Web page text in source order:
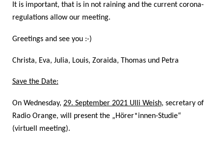
It is important, that is in not raining and the current corona-
regulations allow our meeting.
Greetings and see you :-)
Christa, Eva, Julia, Louis, Zoraida, Thomas und Petra
Save the Date:
On Wednesday, 29. September 2021 Ulli Weish, secretary of
Radio Orange, will present the „Hörer*innen-Studie“
(virtuell meeting).